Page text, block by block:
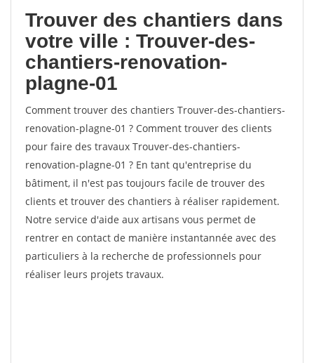
Trouver des chantiers dans
votre ville : Trouver-des-
chantiers-renovation-
plagne-01
Comment trouver des chantiers Trouver-des-chantiers-
renovation-plagne-01 ? Comment trouver des clients
pour faire des travaux Trouver-des-chantiers-
renovation-plagne-01 ? En tant qu'entreprise du
bâtiment, il n'est pas toujours facile de trouver des
clients et trouver des chantiers à réaliser rapidement.
Notre service d'aide aux artisans vous permet de
rentrer en contact de manière instantannée avec des
particuliers à la recherche de professionnels pour
réaliser leurs projets travaux.